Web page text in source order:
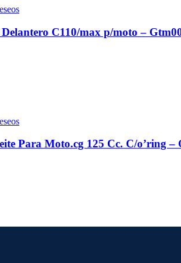
C110/max p/moto –
Para Moto.cg 125 Cc. C/o’ring –